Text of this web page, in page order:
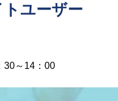
ユーザー
30～14：00